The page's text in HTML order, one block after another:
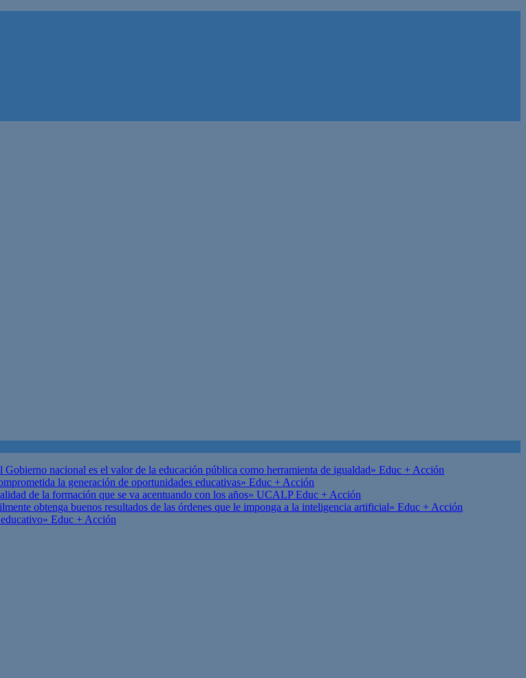
nacional es el valor de la educación pública como herramienta de igualdad» Educ + Acción
la generación de oportunidades educativas» Educ + Acción
de la formación que se va acentuando con los años» UCALPEduc + Acción
obtenga buenos resultados de las órdenes que le imponga a la inteligencia artificial» Educ + Acción
Educ + Acción